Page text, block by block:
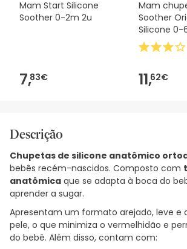
Mam Start Silicone
Soother 0-2m 2u
7,83€
Mam
Soother
Silicone 0-
11,62€
Descrição
Chupetas de silicone anatômico
bebês recém-nascidos. Composto com
anatômica que se adapta à boca do
aprender a sugar.
Apresentam um formato arejado, leve e
pele, o que minimiza o vermelhidão e
do bebê. Além disso, contam com: